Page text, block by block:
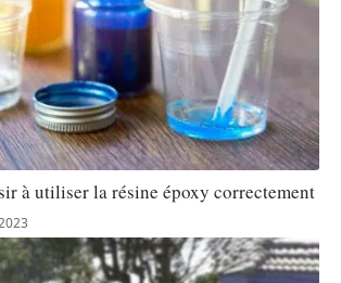
à utiliser la résine époxy correctement